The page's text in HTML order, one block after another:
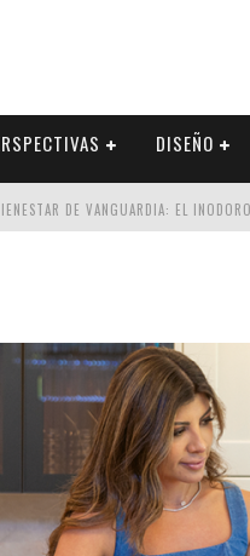
DISEÑO
DE VANGUARDIA: EL
– LA CONSTANCIA DETRÁS DE LA
LA CALIDEZ: ACABADOS DORADOS DE